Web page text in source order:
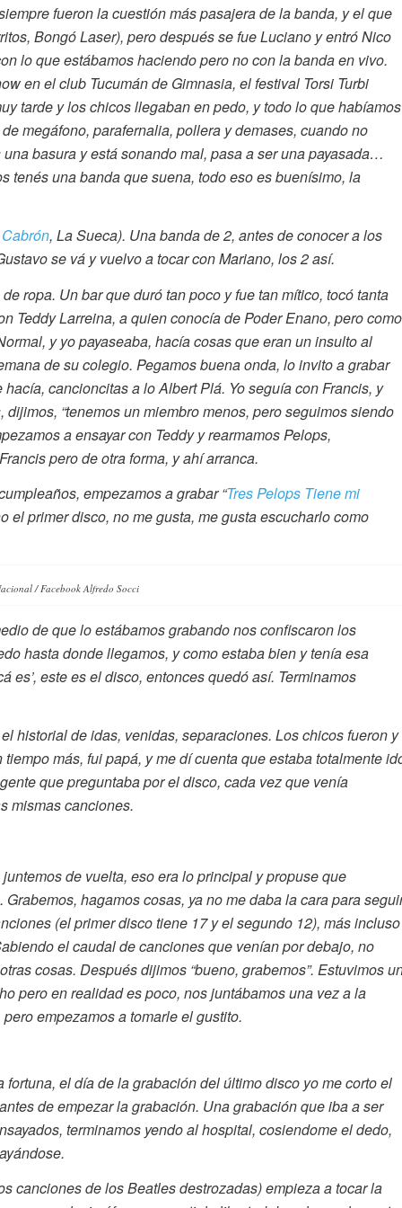
fueron la cuestión más pasajera de la banda, y el que
Bongó Laser), pero después se fue Luciano y entró Nico
lo que estábamos haciendo pero no con la banda en vivo.
en el club Tucumán de Gimnasia, el festival Torsi Turbi
tarde y los chicos llegaban en pedo, y todo lo que habíamos
megáfono, parafernalia, pollera y demases, cuando no
basura y está sonando mal, pasa a ser una payasada…
tenés una banda que suena, todo eso es buenísimo, la
, La Sueca). Una banda de 2, antes de conocer a los
se vá y vuelvo a tocar con Mariano, los 2 así.
ropa. Un bar que duró tan poco y fue tan mítico, tocó tanta
Teddy Larreina, a quien conocía de Poder Enano, pero como
y yo payaseaba, hacía cosas que eran un insulto al
de su colegio. Pegamos buena onda, lo invito a grabar
cancioncitas a lo Albert Plá. Yo seguía con Francis, y
“tenemos un miembro menos, pero seguimos siendo
a ensayar con Teddy y rearmamos Pelops,
pero de otra forma, y ahí arranca.
empezamos a grabar “Tres Pelops Tiene mi
el primer disco, no me gusta, me gusta escucharlo como
/ Facebook Alfredo Socci
de que lo estábamos grabando nos confiscaron los
hasta donde llegamos, y como estaba bien y tenía esa
es’, este es el disco, entonces quedó así. Terminamos
historial de idas, venidas, separaciones. Los chicos fueron y
más, fui papá, y me dí cuenta que estaba totalmente
que preguntaba por el disco, cada vez que venía
mismas canciones.
de vuelta, eso era lo principal y propuse que
hagamos cosas, ya no me daba la cara para
(el primer disco tiene 17 y el segundo 12), más incluso
el caudal de canciones que venían por debajo, no
cosas. Después dijimos “bueno, grabemos”. Estuvimos
pero en realidad es poco, nos juntábamos una vez a la
empezamos a tomarle el gustito.
el día de la grabación del último disco yo me corto el
de empezar la grabación. Una grabación que iba a ser
terminamos yendo al hospital, cosiendome el dedo,
canciones de los Beatles destrozadas) empieza a tocar la